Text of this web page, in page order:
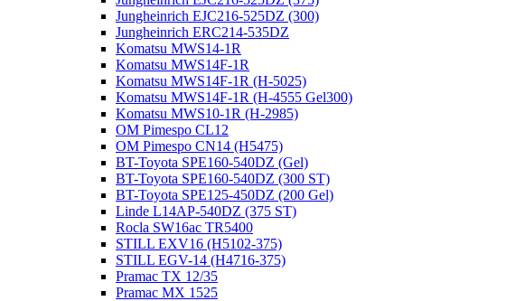
Jungheinrich EJC216-525DZ (300)
Jungheinrich ERC214-535DZ
Komatsu MWS14-1R
Komatsu MWS14F-1R
Komatsu MWS14F-1R (H-5025)
Komatsu MWS14F-1R (H-4555 Gel300)
Komatsu MWS10-1R (Н-2985)
OM Pimespo CL12
OM Pimespo CN14 (Н5475)
BT-Toyota SPE160-540DZ (Gel)
BT-Toyota SPE160-540DZ (300 ST)
BT-Toyota SPE125-450DZ (200 Gel)
Linde L14AP-540DZ (375 ST)
Rocla SW16ac TR5400
STILL EXV16 (H5102-375)
STILL EGV-14 (H4716-375)
Pramac TX 12/35
Pramac MX 1525